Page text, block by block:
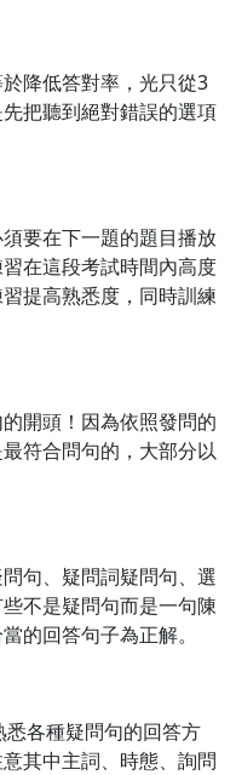
降低答對率，光只從3
把聽到絕對錯誤的選項
要在下一題的題目播放
在這段考試時間內高度
提高熟悉度，同時訓練
開頭！因為依照發問的
符合問句的，大部分以
句、疑問詞疑問句、選
不是疑問句而是一句陳
的回答句子為正解。
各種疑問句的回答方
其中主詞、時態、詢問